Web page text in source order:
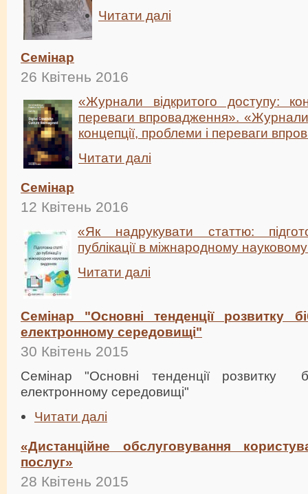
Читати далі
Семінар
26 Квітень 2016
«Журнали відкритого доступу:
переваги впровадження». «Журнали
концепції, проблеми і переваги
Читати далі
Семінар
12 Квітень 2016
«Як надрукувати статтю:
публікації в міжнародному
Читати далі
Семінар "Основні тенденції розвитку
електронному середовищі"
30 Квітень 2015
Семінар "Основні тенденції розвитку
електронному середовищі"
Читати далі
«Дистанційне обслуговування
послуг»
28 Квітень 2015